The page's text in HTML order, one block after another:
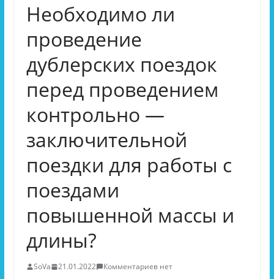
Необходимо ли
проведение
дублерских поездок
перед проведением
контрольно —
заключительной
поездки для работы с
поездами
повышенной массы и
длины?
SoVa 21.01.2022 Комментариев нет